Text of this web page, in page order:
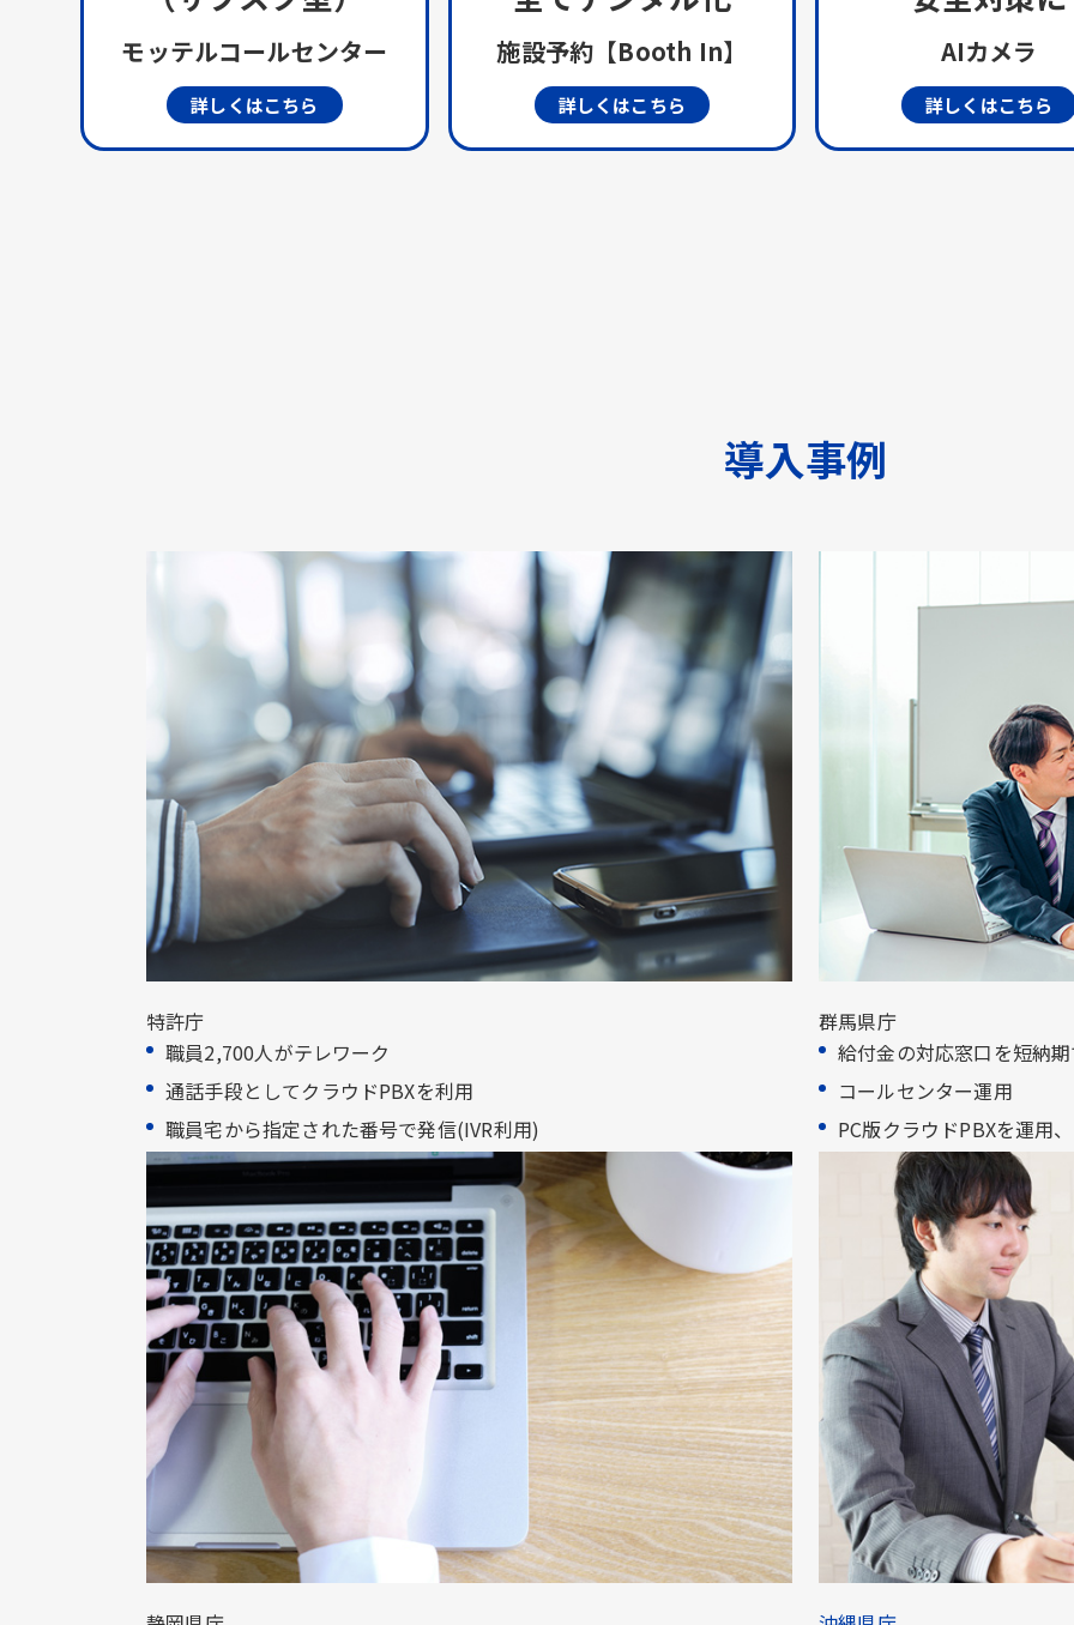
モッテルコールセンター
詳しくはこちら
施設予約【Booth In】
詳しくはこちら
AIカメラ
詳しくはこちら
導入事例
特許庁
職員2,700人がテレワーク
通話手段としてクラウドPBXを利用​
職員宅から指定された番号で発信(IVR利用)​
群馬県庁
給付金の対応窓口を短納
コールセンター運用​
PC版クラウドPBXを運用